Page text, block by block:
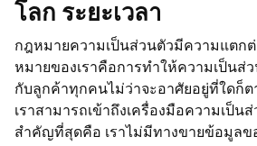
โลก ระยะเวลา
กฎหมายความเป็นส่วนตัวมีความแตกต่
หมายของเราคือการทำให้ความเป็นส่
กับลูกค้าทุกคนไม่ว่าจะอาศัยอยู่ที่ใดก็
เราสามารถเข้าถึงเครื่องมือความเป็น
สำคัญที่สุดคือ เราไม่มีทางขายข้อมูล